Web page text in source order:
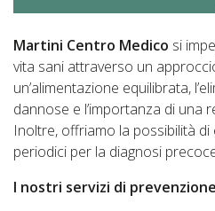
Martini Centro Medico si
vita sani attraverso un
un’alimentazione equilibrata,
dannose e l’importanza di una
Inoltre, offriamo la possibilità
periodici per la diagnosi
I nostri servizi di